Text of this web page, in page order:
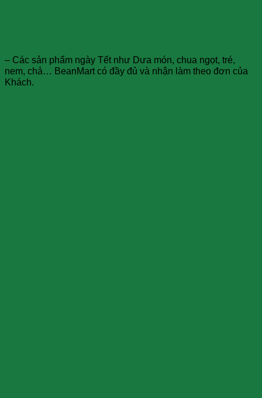
– Các sản phẩm ngày Tết như Dưa món, chua ngọt, tré,
nem, chả… BeanMart có đầy đủ và nhận làm theo đơn của
Khách.